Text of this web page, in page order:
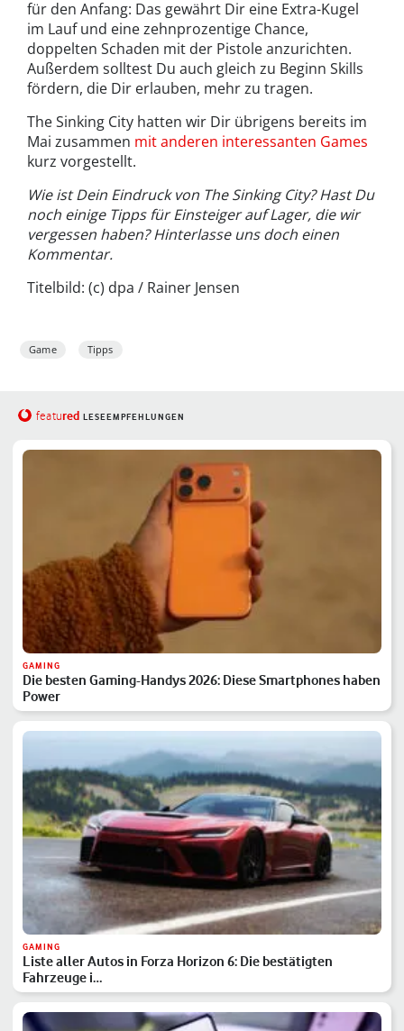
für den Anfang: Das gewährt Dir eine Extra-Kugel
im Lauf und eine zehnprozentige Chance,
doppelten Schaden mit der Pistole anzurichten.
Außerdem solltest Du auch gleich zu Beginn Skills
fördern, die Dir erlauben, mehr zu tragen.
The Sinking City hatten wir Dir übrigens bereits im
Mai zusammen mit anderen interessanten Games
kurz vorgestellt.
Wie ist Dein Eindruck von The Sinking City? Hast Du
noch einige Tipps für Einsteiger auf Lager, die wir
vergessen haben? Hinterlasse uns doch einen
Kommentar.
Titelbild: (c) dpa / Rainer Jensen
Game Tipps
featured LESEEMPFEHLUNGEN
GAMING
Die besten Gaming-Handys 2026: Diese Smartphones haben
Power
GAMING
Liste aller Autos in Forza Horizon 6: Die bestätigten
Fahrzeuge i…